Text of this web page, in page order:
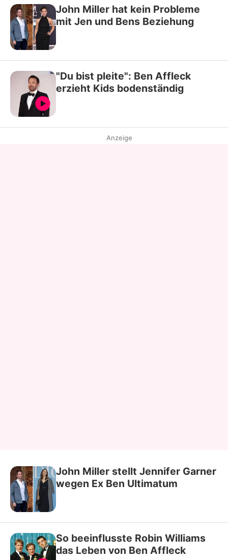
John Miller hat kein Probleme
mit Jen und Bens Beziehung
"Du bist pleite": Ben Affleck
erzieht Kids bodenständig
Anzeige
John Miller stellt Jennifer Garner
wegen Ex Ben Ultimatum
So beeinflusste Robin Williams
das Leben von Ben Affleck